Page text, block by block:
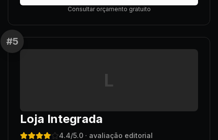
Consultar orçamento gratuito
#5
L
Loja Integrada
4.4/5.0 · avaliação editorial